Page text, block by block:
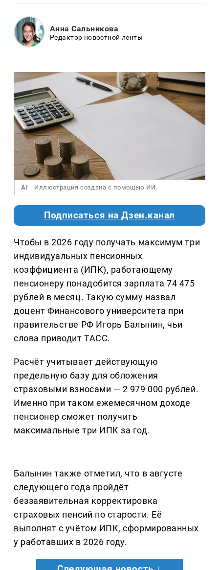
Анна Сальникова
Редактор новостной ленты
AI Иллюстрация создана с помощью ИИ.
Подписаться на Дзен.канал
Чтобы в 2026 году получать максимум три
индивидуальных пенсионных
коэффициента (ИПК), работающему
пенсионеру понадобится зарплата 74 475
рублей в месяц. Такую сумму назвал
доцент Финансового университета при
правительстве РФ Игорь Балынин, чьи
слова приводит ТАСС.
Расчёт учитывает действующую
предельную базу для обложения
страховыми взносами — 2 979 000 рублей.
Именно при таком ежемесячном доходе
пенсионер сможет получить
максимальные три ИПК за год.
Балынин также отметил, что в августе
следующего года пройдёт
беззаявительная корректировка
страховых пенсий по старости. Её
выполнят с учётом ИПК, сформированных
у работавших в 2026 году.